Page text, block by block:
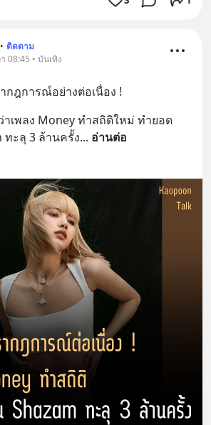
• ติดตาม
08:45 • บันเทิง
กฎการณ์อย่างต่อเนื่อง !
าเพลง Money ทำสถิติใหม่ ทำยอด
ทะลุ 3 ล้านครั้ง... อ่านต่อ